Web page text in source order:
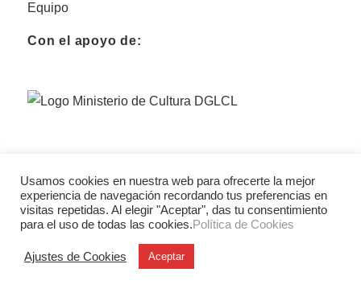
Equipo
Con el apoyo de:
Usamos cookies en nuestra web para ofrecerte la mejor
experiencia de navegación recordando tus preferencias en
visitas repetidas. Al elegir "Aceptar", das tu consentimiento
para el uso de todas las cookies.Política de Cookies
Ajustes de Cookies Aceptar